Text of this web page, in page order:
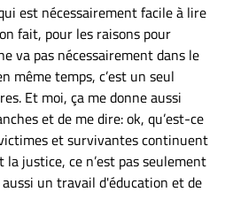
est nécessairement facile à lire
fait, pour les raisons pour
va pas nécessairement dans le
même temps, c’est un seul
Et moi, ça me donne aussi
et de me dire: ok, qu’est-ce
et survivantes continuent
la justice, ce n’est pas seulement
un travail d'éducation et de